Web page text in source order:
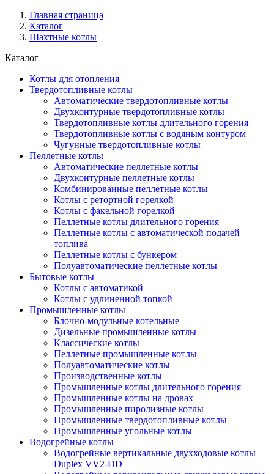
Главная страница
Каталог
Шахтные котлы
Каталог
Котлы для отопления
Твердотопливные котлы
Автоматические твердотопливные котлы
Двухконтурные твердотопливные котлы
Твердотопливные котлы длительного горения
Твердотопливные котлы с водяным контуром
Чугунные твердотопливные котлы
Пеллетные котлы
Автоматические пеллетные котлы
Двухконтурные пеллетные котлы
Комбинированные пеллетные котлы
Котлы с ретортной горелкой
Котлы с факельной горелкой
Пеллетные котлы длительного горения
Пеллетные котлы с автоматической подачей
топлива
Пеллетные котлы с бункером
Полуавтоматические пеллетные котлы
Бытовые котлы
Котлы с автоматикой
Котлы с удлиненной топкой
Промышленные котлы
Блочно-модульные котельные
Дизельные промышленные котлы
Классические котлы
Пеллетные промышленные котлы
Полуавтоматические котлы
Производственные котлы
Промышленные котлы длительного горения
Промышленные котлы на дровах
Промышленные пиролизные котлы
Промышленные твердотопливные котлы
Промышленные угольные котлы
Водогрейные котлы
Водогрейные вертикальные двухходовые котлы
Duplex VV2-DD